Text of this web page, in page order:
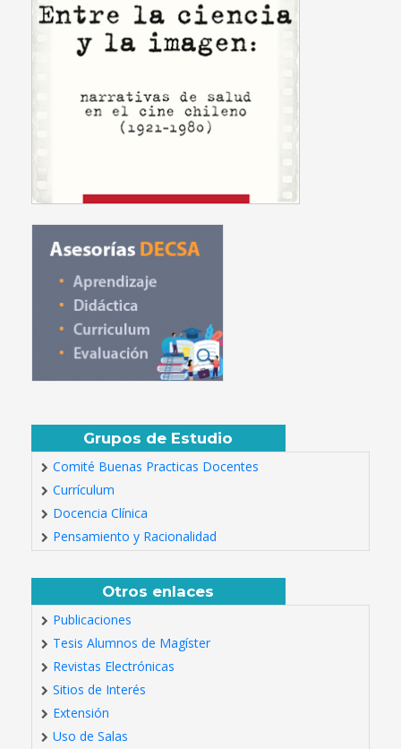
Grupos de Estudio
Comité Buenas Practicas Docentes
Currículum
Docencia Clínica
Pensamiento y Racionalidad
Otros enlaces
Publicaciones
Tesis Alumnos de Magíster
Revistas Electrónicas
Sitios de Interés
Extensión
Uso de Salas